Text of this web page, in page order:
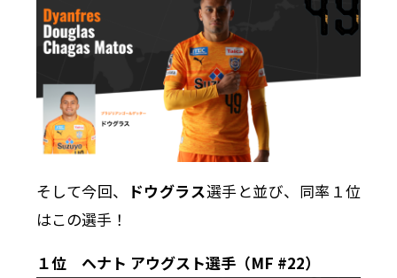
そして今回、 ドウグラス選手と並び、同率１位
はこの選手！
１位 ヘナト アウグスト選手（MF #22）